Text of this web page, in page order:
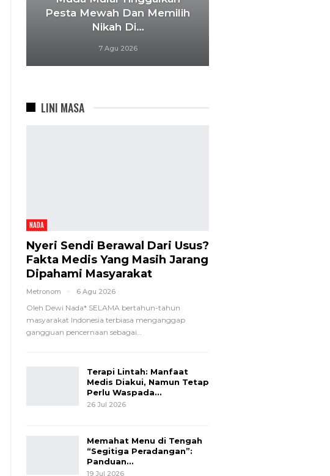
Pesta Mewah Dan Memilih
Nikah Di…
7 Agu 2026
LINI MASA
NADA
Nyeri Sendi Berawal Dari Usus?
Fakta Medis Yang Masih Jarang
Dipahami Masyarakat
Metronom 6 Agu 2026
Oleh Dewi Nada* SELAMA bertahun-tahun
masyarakat Indonesia terbiasa menganggap
gangguan pencernaan sebagai…
Terapi Lintah: Manfaat
Medis Diakui, Namun Tetap
Perlu Waspada…
26 Jul 2026
Memahat Menu di Tengah
“Segitiga Peradangan”:
Panduan…
19 Jul 2026